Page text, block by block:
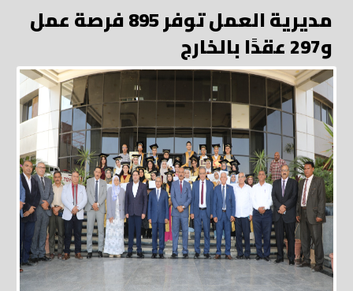
مديرية العمل توفر 895 فرصة عمل
و297 عقدًا بالخارج